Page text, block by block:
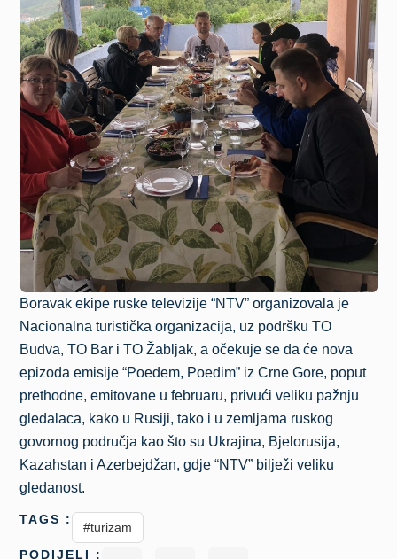
Boravak ekipe ruske televizije “NTV” organizovala je
Nacionalna turistička organizacija, uz podršku TO
Budva, TO Bar i TO Žabljak, a očekuje se da će nova
epizoda emisije “Poedem, Poedim” iz Crne Gore, poput
prethodne, emitovane u februaru, privući veliku pažnju
gledalaca, kako u Rusiji, tako i u zemljama ruskog
govornog područja kao što su Ukrajina, Bjelorusija,
Kazahstan i Azerbejdžan, gdje “NTV” bilježi veliku
gledanost.
TAGS :
#turizam
PODIJELI :